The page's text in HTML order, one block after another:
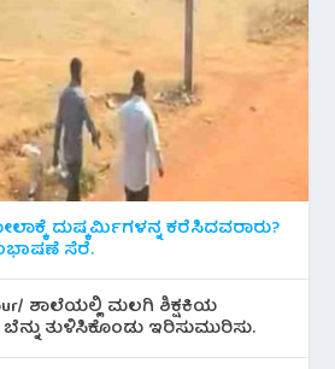
ದುಷ್ಕರ್ಮಿಗಳನ್ನ ಕರೆಸಿದವರಾರು?
ಸೆರೆ.
ಶಾಲೆಯಲ್ಲಿ ಮಲಗಿ ಶಿಕ್ಷಕಿಯ
ತುಳಿಸಿಕೊಂಡು ಇರಿಸುಮುರಿಸು.